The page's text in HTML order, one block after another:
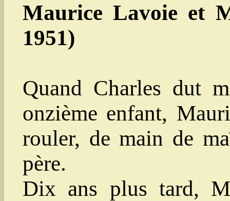
Maurice Lavoie et
1951)
Quand Charles dut
onzième enfant,
rouler, de main de
père.
Dix ans plus tard,